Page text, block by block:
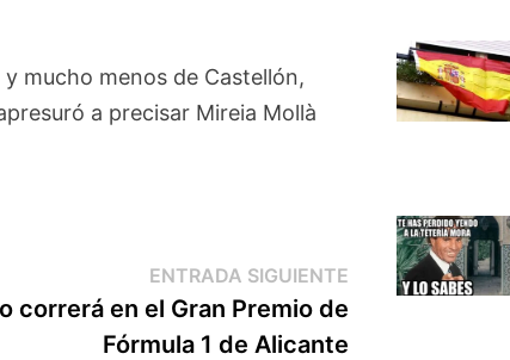
mucho menos de Castellón,
a precisar Mireia Mollà
ENTRADA SIGUIENTEEntrada
siguiente:
correrá en el Gran Premio de
Fórmula 1 de Alicante